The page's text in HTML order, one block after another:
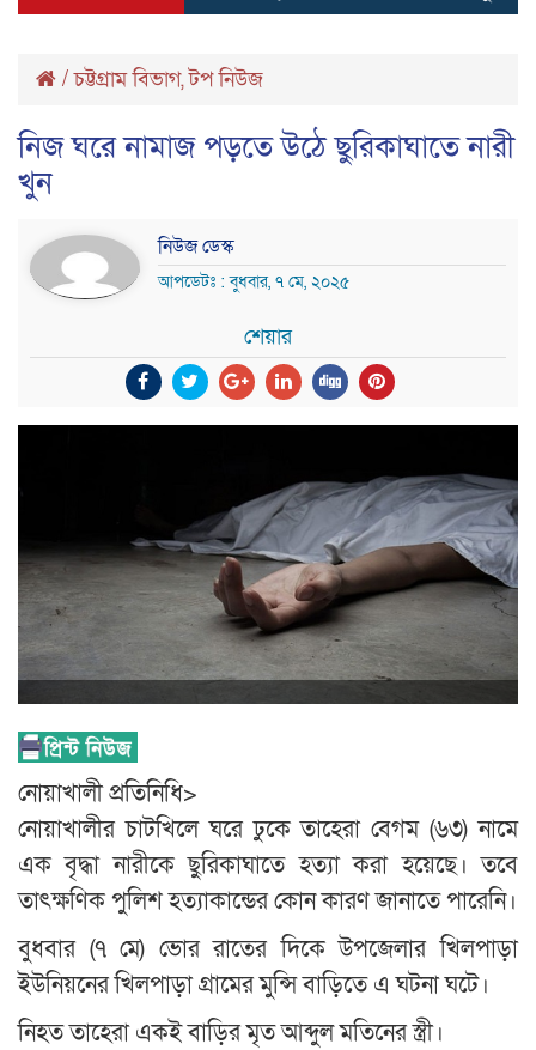
/চট্টগ্রাম বিভাগ,টপ নিউজ
নিজ ঘরে নামাজ পড়তে উঠে ছুরিকাঘাতে নারী
খুন
নিউজ ডেস্ক
আপডেটঃ : বুধবার, ৭ মে, ২০২৫
শেয়ার
নোয়াখালী প্রতিনিধি>
নোয়াখালীর চাটখিলে ঘরে ঢুকে তাহেরা বেগম (৬৩) নামে
এক বৃদ্ধা নারীকে ছুরিকাঘাতে হত্যা করা হয়েছে। তবে
তাৎক্ষণিক পুলিশ হত্যাকান্ডের কোন কারণ জানাতে পারেনি।
বুধবার (৭ মে) ভোর রাতের দিকে উপজেলার খিলপাড়া
ইউনিয়নের খিলপাড়া গ্রামের মুন্সি বাড়িতে এ ঘটনা ঘটে।
নিহত তাহেরা একই বাড়ির মৃত আব্দুল মতিনের স্ত্রী।